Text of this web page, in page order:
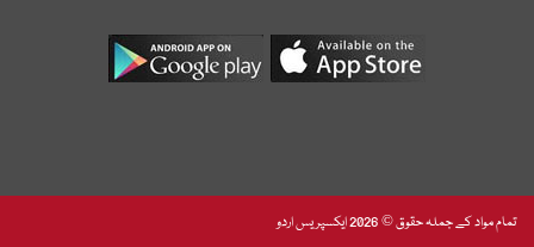
تمام مواد کے جملہ حقوق © 2026 ایکسپریس اردو